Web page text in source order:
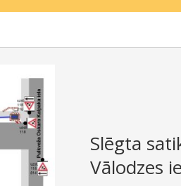
Slēgta
Vālodzes